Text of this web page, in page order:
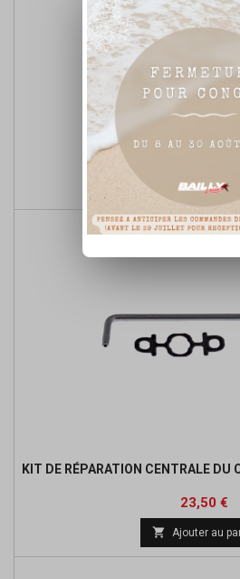
JOINT DE CUVE
Ajouter au
KIT DE RÉPARATION CENTRALE DU
Prix
23,50 €
 Ajouter au